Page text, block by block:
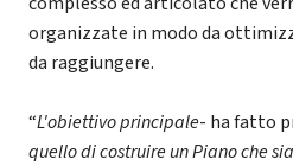
organizzate in modo da
da raggiungere.
“L'obiettivo principale- ha fatto
quello di costruire un Piano che